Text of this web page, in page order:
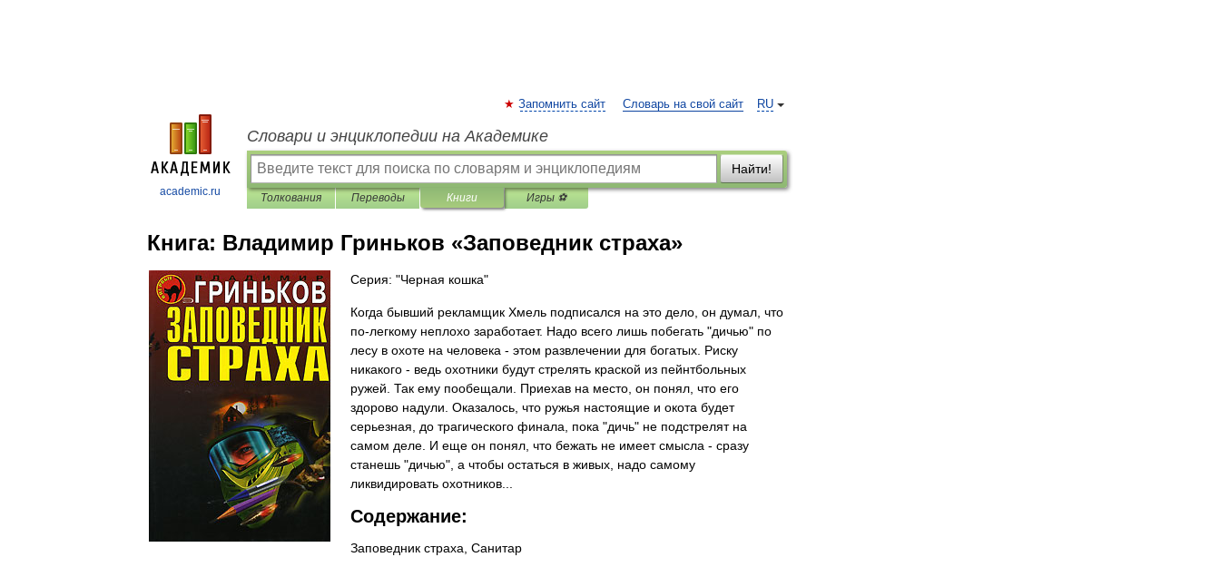
academic.ru
RU
Запомнить сайт Словарь на свой сайт
Словари и энциклопедии на Академике
Найти!
Толкования Переводы Книги Игры ⚽
Книга: Владимир Гриньков «Заповедник страха»
Серия: "Черная кошка"
Когда бывший рекламщик Хмель подписался на это дело, он думал, что
по-легкому неплохо заработает. Надо всего лишь побегать "дичью" по
лесу в охоте на человека - этом развлечении для богатых. Риску
никакого - ведь охотники будут стрелять краской из пейнтбольных
ружей. Так ему пообещали. Приехав на место, он понял, что его
здорово надули. Оказалось, что ружья настоящие и окота будет
серьезная, до трагического финала, пока "дичь" не подстрелят на
самом деле. И еще он понял, что бежать не имеет смысла - сразу
станешь "дичью", а чтобы остаться в живых, надо самому
ликвидировать охотников...
Содержание:
Заповедник страха, Санитар